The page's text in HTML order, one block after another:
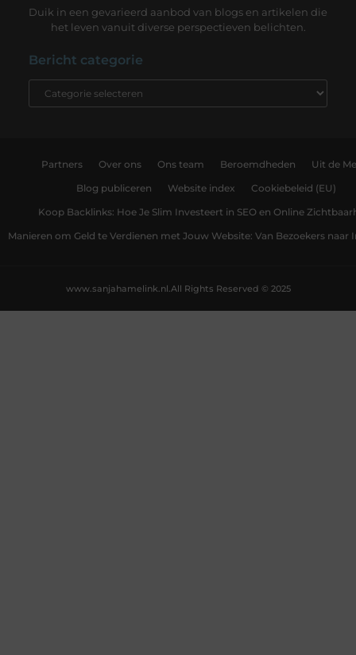
Duik in een gevarieerd aanbod van blogs en artikelen die
het leven vanuit diverse perspectieven belichten.
Bericht categorie
Partners Over ons Ons team Beroemdheden Uit de
Blog publiceren Website index Cookiebeleid (EU)
Koop Backlinks: Hoe Je Slim Investeert in SEO en Online
Manieren om Geld te Verdienen met Jouw Website: Van Bezoekers naar
All Rights Reserved © 2025
www.sanjahamelink.nl.